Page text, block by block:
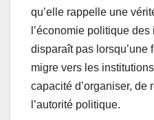
qu’elle rappelle une
l’économie politique
disparaît pas lorsqu’une
migre vers les
capacité d’organiser, de
l’autorité politique.